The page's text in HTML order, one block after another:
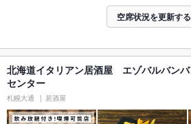
空席状況を更新する
北海道イタリアン居酒屋 エゾバルバン
センター
札幌大通 居酒屋